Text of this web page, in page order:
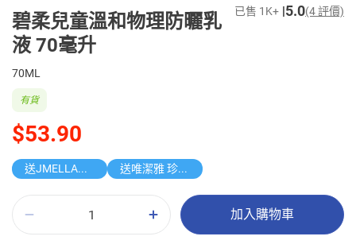
碧柔兒童溫和物理防曬乳
液 70毫升
已售 1K+ 5.0(4 評價)
70ML
$53.90
有貨
送JMELLA香氛護手霜 送唯潔雅 珍寶紙手巾
加入購物車